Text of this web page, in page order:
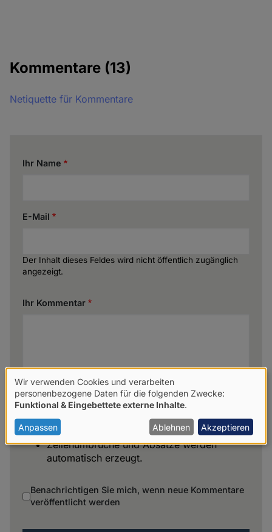
Kommentare (13)
Netiquette für Kommentare
Ihr Name
E-Mail
Der Inhalt dieses Feldes wird nicht öffentlich zugänglich
angezeigt.
Ihr Kommentar
Keine HTML-Tags erlaubt.
Zeilenumbrüche und Absätze werden
automatisch erzeugt.
Benachrichtigen Sie mich, wenn neue Kommentare
veröffentlicht werden
Verwendung
von
personenbezogenen
Daten
Wir verwenden Cookies und verarbeiten
personenbezogene Daten für die folgenden Zwecke:
Funktional & Eingebettete externe Inhalte.
Anpassen Ablehnen Akzeptieren